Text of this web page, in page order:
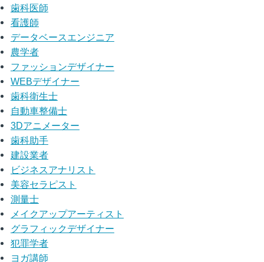
歯科医師
看護師
データベースエンジニア
農学者
ファッションデザイナー
WEBデザイナー
歯科衛生士
自動車整備士
3Dアニメーター
歯科助手
建設業者
ビジネスアナリスト
美容セラピスト
測量士
メイクアップアーティスト
グラフィックデザイナー
犯罪学者
ヨガ講師